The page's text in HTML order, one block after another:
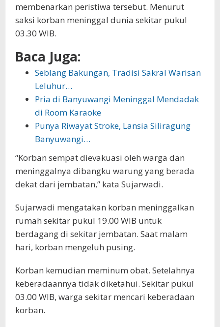
membenarkan peristiwa tersebut. Menurut
saksi korban meninggal dunia sekitar pukul
03.30 WIB.
Baca Juga:
Seblang Bakungan, Tradisi Sakral Warisan
Leluhur…
Pria di Banyuwangi Meninggal Mendadak
di Room Karaoke
Punya Riwayat Stroke, Lansia Siliragung
Banyuwangi…
“Korban sempat dievakuasi oleh warga dan
meninggalnya dibangku warung yang berada
dekat dari jembatan,” kata Sujarwadi.
Sujarwadi mengatakan korban meninggalkan
rumah sekitar pukul 19.00 WIB untuk
berdagang di sekitar jembatan. Saat malam
hari, korban mengeluh pusing.
Korban kemudian meminum obat. Setelahnya
keberadaannya tidak diketahui. Sekitar pukul
03.00 WIB, warga sekitar mencari keberadaan
korban.